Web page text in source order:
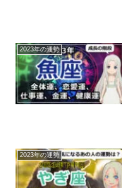
2023年の運勢
2023年の運勢